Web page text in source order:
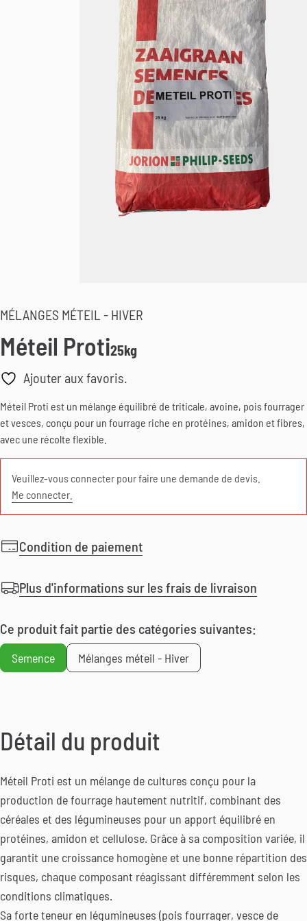
MÉLANGES MÉTEIL - HIVER
Méteil Proti25kg
Ajouter aux favoris.
Méteil Proti est un mélange équilibré de triticale, avoine, pois fourrager
et vesces, conçu pour un fourrage riche en protéines, amidon et fibres,
avec une récolte flexible.
Veuillez-vous connecter pour faire une demande de devis.
Me connecter.
Condition de paiement
Plus d'informations sur les frais de livraison
Ce produit fait partie des catégories suivantes:
Semence Mélanges méteil - Hiver
Détail du produit
Méteil Proti est un mélange de cultures conçu pour la
production de fourrage hautement nutritif, combinant des
céréales et des légumineuses pour un apport équilibré en
protéines, amidon et cellulose. Grâce à sa composition variée, il
garantit une croissance homogène et une bonne répartition des
risques, chaque composant réagissant différemment selon les
conditions climatiques.
Sa forte teneur en légumineuses (pois fourrager, vesce de